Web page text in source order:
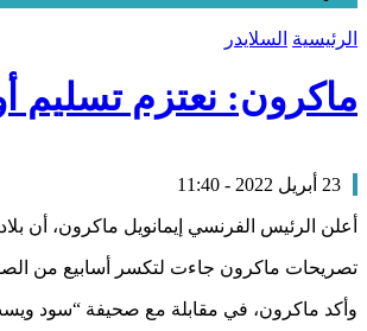
الرئيسية السلايدر
ماكرون: نعتزم تسليم
23 أبريل 2022 - 11:40
أعلن الرئيس الفرنسي إيمانويل ماكرون، أن
تصريحات ماكرون جاءت لتكسر أسابيع من
وأكد ماكرون، في مقابلة مع صحيفة “سود